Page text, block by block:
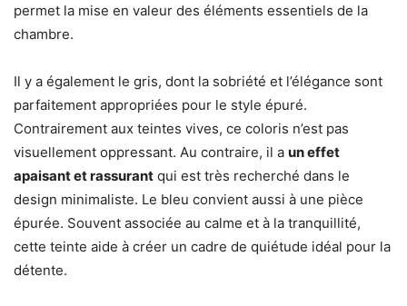
permet la mise en valeur des éléments essentiels de la
chambre.
Il y a également le gris, dont la sobriété et l’élégance sont
parfaitement appropriées pour le style épuré.
Contrairement aux teintes vives, ce coloris n’est pas
visuellement oppressant. Au contraire, il a un effet
apaisant et rassurant qui est très recherché dans le
design minimaliste. Le bleu convient aussi à une pièce
épurée. Souvent associée au calme et à la tranquillité,
cette teinte aide à créer un cadre de quiétude idéal pour la
détente.